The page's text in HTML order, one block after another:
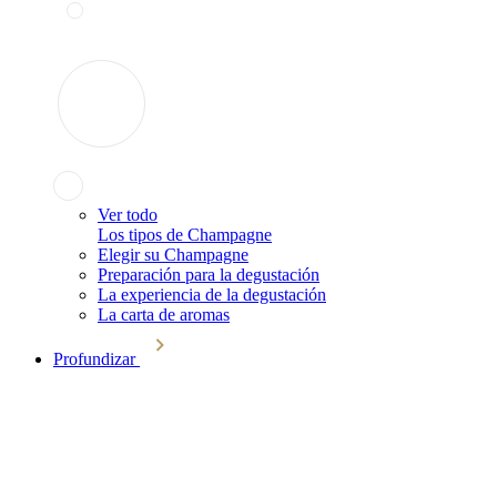
Ver todo
Los tipos de Champagne
Elegir su Champagne
Preparación para la degustación
La experiencia de la degustación
La carta de aromas
Profundizar